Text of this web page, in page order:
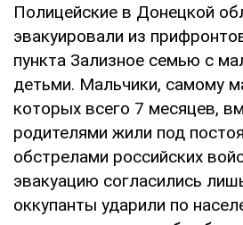
Полицейские в Донецкой
эвакуировали из
пункта Зализное семью с
детьми. Мальчики, самому
которых всего 7 месяцев,
родителями жили под
обстрелами российских
эвакуацию согласились
оккупанты ударили по